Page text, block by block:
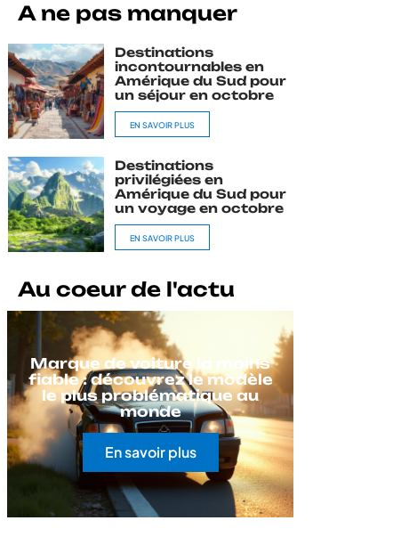
A ne pas manquer
Destinations
incontournables en
Amérique du Sud pour
un séjour en octobre
EN SAVOIR PLUS
Destinations
privilégiées en
Amérique du Sud pour
un voyage en octobre
EN SAVOIR PLUS
Au coeur de l'actu
Marque de voiture la moins
fiable : découvrez le modèle
le plus problématique au
monde
En savoir plus